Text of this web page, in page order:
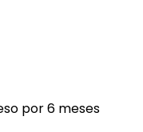
por 6 meses